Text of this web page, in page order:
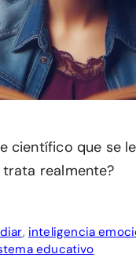
científico que se
realmente?
, inteligencia
educativo